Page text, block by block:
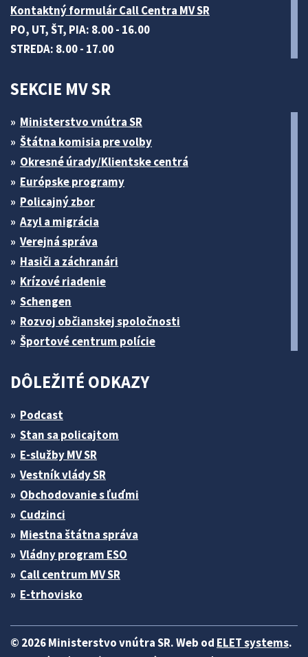
Kontaktný formulár Call Centra MV SR
PO, UT, ŠT, PIA: 8.00 - 16.00
STREDA: 8.00 - 17.00
SEKCIE MV SR
Ministerstvo vnútra SR
Štátna komisia pre volby
Okresné úrady/Klientske centrá
Európske programy
Policajný zbor
Azyl a migrácia
Verejná správa
Hasiči a záchranári
Krízové riadenie
Schengen
Rozvoj občianskej spoločnosti
Športové centrum polície
DÔLEŽITÉ ODKAZY
Podcast
Stan sa policajtom
E-služby MV SR
Vestník vlády SR
Obchodovanie s ľuďmi
Cudzinci
Miestna štátna správa
Vládny program ESO
Call centrum MV SR
E-trhovisko
© 2026 Ministerstvo vnútra SR. Web od ELET systems.